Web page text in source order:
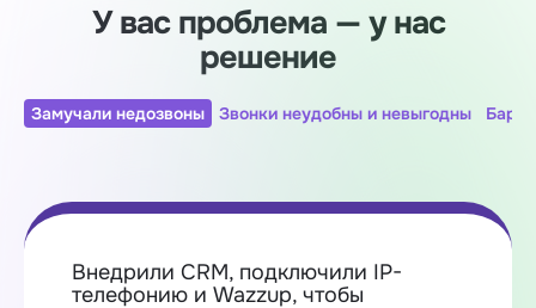
У вас проблема — у нас
решение
Замучали недозвоны Звонки неудобны и невыгодны
Внедрили CRM, подключили IP-
телефонию и Wazzup, чтобы